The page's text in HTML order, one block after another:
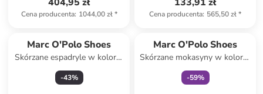
Cena producenta: 1044,00 zł* Cena producenta: 565,50 zł*
Marc O'Polo Shoes
Skórzane espadryle w kolorze
brązowym
-43%
Marc O'Polo Shoes
Skórzane mokasyny w kolorze
beżowym
-59%